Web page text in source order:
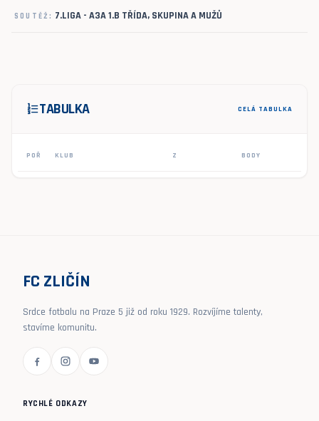
SOUTĚŽ: 7.LIGA - A3A 1.B TŘÍDA, SKUPINA A MUŽŮ
format_list_numberedTABULKA CELÁ TABULKA
POŘ KLUB Z BODY
FC ZLIČÍN
Srdce fotbalu na Praze 5 již od roku 1929. Rozvíjíme talenty,
stavíme komunitu.
RYCHLÉ ODKAZY